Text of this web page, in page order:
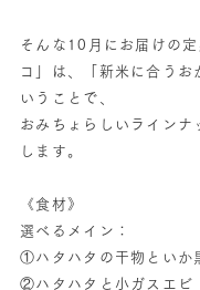
そんな10月にお届けの
コ」は、「新米に合うお
いうことで、
おみちょらしいラインナ
します。
《食材》
選べるメイン：
①ハタハタの干物といか
②ハタハタと小ガスエビ